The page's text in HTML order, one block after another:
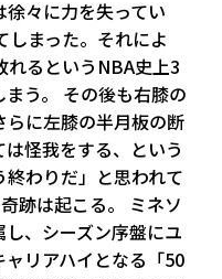
々に力を失ってい
しまった。それによ
れるというNBA史上3
う。 その後も右膝の
に左膝の半月板の断
怪我をする、という
わりだ」と思われて
跡は起こる。 ミネソ
、シーズン序盤にユ
リアハイとなる「50